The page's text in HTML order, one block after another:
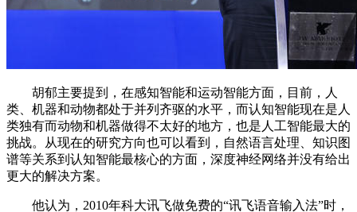
胡郁主要提到，在感知智能和运动智能方面，目前，人
类、机器和动物都处于并列齐驱的水平，而认知智能现在是人
类独有而动物和机器做得不太好的地方，也是人工智能最大的
挑战。从现在的研究方向也可以看到，自然语言处理、知识图
谱等关系到认知智能最核心的方面，深度神经网络并没有给出
更大的解决方案。
他认为，2010年科大讯飞做免费的“讯飞语音输入法”时，